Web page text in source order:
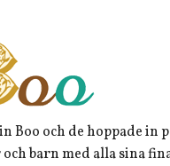
Boo och de hoppade in
barn med alla sina